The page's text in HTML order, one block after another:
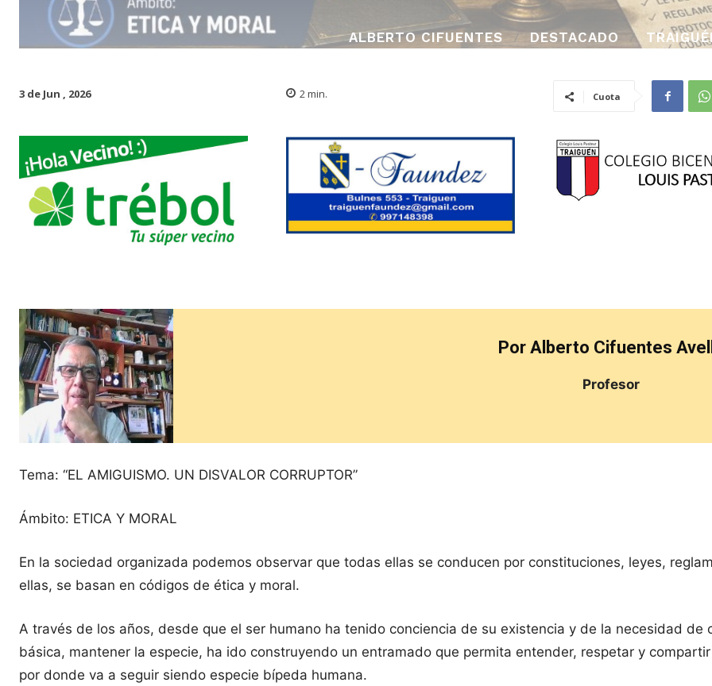
ALBERTO CIFUENTES DESTACADO
3 de Jun , 2026 2 min. Cuota
Por Alberto Cifuentes
Profesor
Tema: “EL AMIGUISMO. UN DISVALOR CORRUPTOR”
Ámbito: ETICA Y MORAL
En la sociedad organizada podemos observar que todas ellas se conducen por constituciones, leyes,
ellas, se basan en códigos de ética y moral.
A través de los años, desde que el ser humano ha tenido conciencia de su existencia y de la necesidad
básica, mantener la especie, ha ido construyendo un entramado que permita entender, respetar y
por donde va a seguir siendo especie bípeda humana.